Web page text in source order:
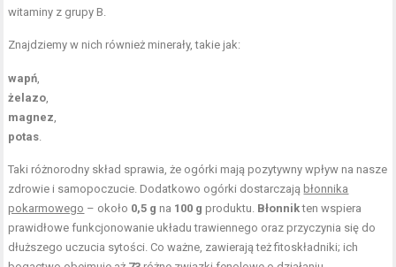
witaminy z grupy B.
Znajdziemy w nich również minerały, takie jak:
wapń,
żelazo,
magnez,
potas.
Taki różnorodny skład sprawia, że ogórki mają pozytywny wpływ na nasze
zdrowie i samopoczucie. Dodatkowo ogórki dostarczają błonnika
pokarmowego – około 0,5 g na 100 g produktu. Błonnikten wspiera
prawidłowe funkcjonowanie układu trawiennego oraz przyczynia się do
dłuższego uczucia sytości. Co ważne, zawierają też fitoskładniki; ich